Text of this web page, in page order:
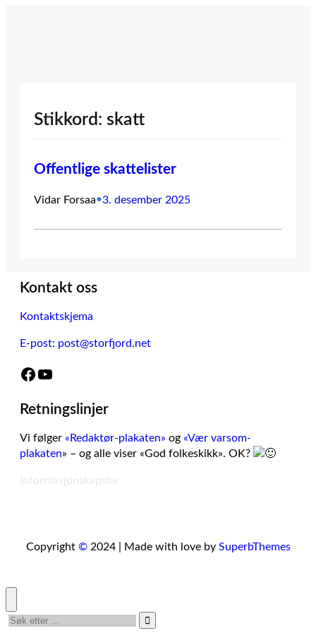
Stikkord: skatt
Offentlige skattelister
Vidar Forsaa•3. desember 2025
Kontakt oss
Kontaktskjema
E-post: post@storfjord.net
Facebook YouTube
Retningslinjer
Vi følger «Redaktør-plakaten» og «Vær varsom-
plakaten» – og alle viser «God folkeskikk». OK?
Informasjonskapsler
Copyright ©2024 | Made with love by SuperbThemes